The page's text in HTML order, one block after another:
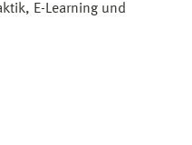
E-Learning und